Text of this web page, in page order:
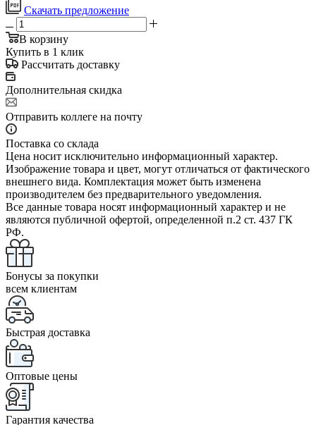
Скачать предложение
В корзину
Купить в 1 клик
Рассчитать доставку
Дополнительная скидка
Отправить коллеге на почту
Поставка со склада
Цена носит исключительно информационный характер.
Изображение товара и цвет, могут отличаться от фактического
внешнего вида. Комплектация может быть изменена
производителем без предварительного уведомления.
Все данные товара носят информационный характер и не
являются публичной офертой, определенной п.2 ст. 437 ГК
РФ.
Бонусы за покупки
всем клиентам
Быстрая доставка
Оптовые цены
Гарантия качества